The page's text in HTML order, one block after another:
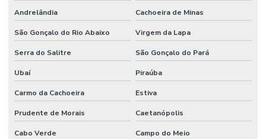
Andrelândia Cachoeira de Minas
São Gonçalo do Rio Abaixo Virgem da Lapa
Serra do Salitre São Gonçalo do Pará
Ubaí Piraúba
Carmo da Cachoeira Estiva
Prudente de Morais Caetanópolis
Cabo Verde Campo do Meio